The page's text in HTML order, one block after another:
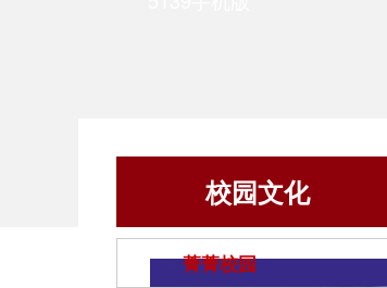
校园文化
菁菁校园